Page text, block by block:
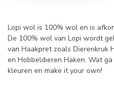
Lopi wol is 100% wol en is
De 100% wol van Lopi wordt
van Haakpret zoals Dierenkruk
en Hobbeldieren Haken. Wat
kleuren en make it your own!